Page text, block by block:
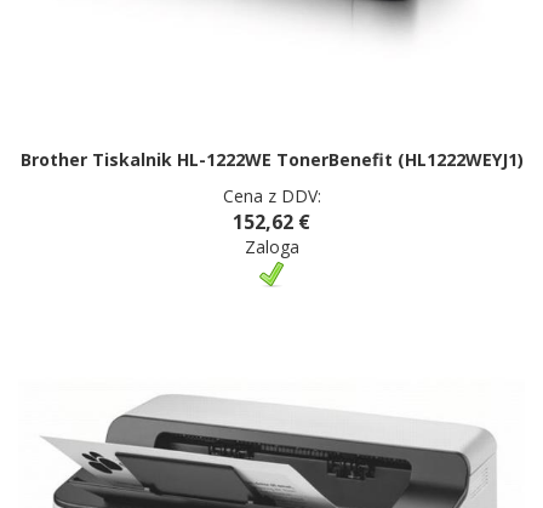
Brother Tiskalnik HL-1222WE TonerBenefit (HL1222WEYJ1)
Cena z DDV:
152,62 €
Zaloga